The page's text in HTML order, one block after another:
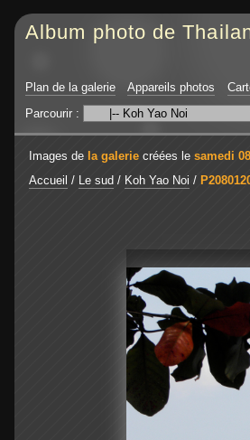
Album photo de
Plan de la galerie Appareils photos
Parcourir :
Images de la galerie créées le samedi
Accueil / Le sud / Koh Yao Noi /